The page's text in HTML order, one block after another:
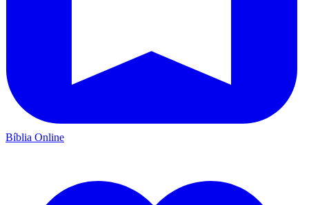
Bíblia Online